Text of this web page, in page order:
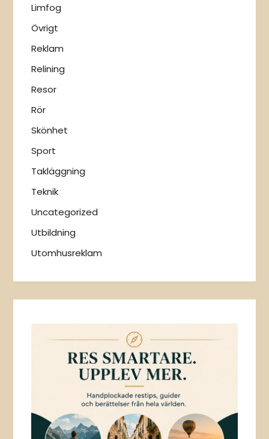
Limfog
Övrigt
Reklam
Relining
Resor
Rör
Skönhet
Sport
Takläggning
Teknik
Uncategorized
Utbildning
Utomhusreklam